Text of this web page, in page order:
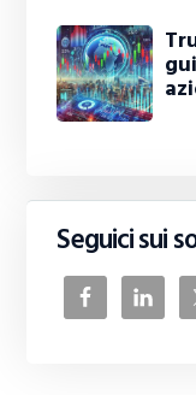
Seguici sui